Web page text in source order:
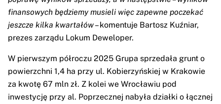
finansowych będziemy musieli więc zapewne poczekać
jeszcze kilka kwartałów– komentuje Bartosz Kuźniar,
prezes zarządu Lokum Deweloper.
W pierwszym półroczu 2025 Grupa sprzedała grunt o
powierzchni 1,4 ha przy ul. Kobierzyńskiej w Krakowie
za kwotę 67 mln zł. Z kolei we Wrocławiu pod
inwestycję przy al. Poprzecznej nabyła działki o łącznej